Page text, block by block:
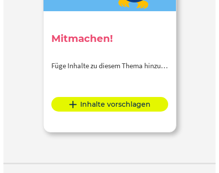
Mitmachen!
Füge Inhalte zu diesem Thema hinzu…
Inhalte vorschlagen